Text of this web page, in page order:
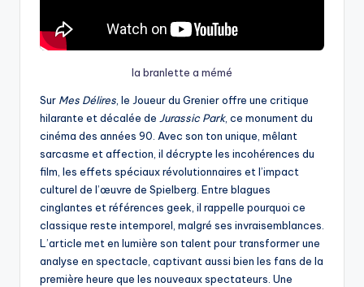
la branlette a mémé
Sur Mes Délires , le Joueur du Grenier offre une critique
hilarante et décalée de Jurassic Park, ce monument du
cinéma des années 90. Avec son ton unique, mêlant
sarcasme et affection, il décrypte les incohérences du
film, les effets spéciaux révolutionnaires et l’impact
culturel de l’œuvre de Spielberg. Entre blagues
cinglantes et références geek, il rappelle pourquoi ce
classique reste intemporel, malgré ses invraisemblances.
L’article met en lumière son talent pour transformer une
analyse en spectacle, captivant aussi bien les fans de la
première heure que les nouveaux spectateurs. Une